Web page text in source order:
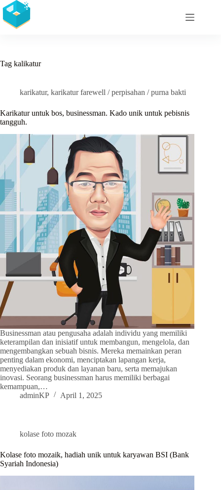
Skip
to
content
Tag kalikatur
karikatur, karikatur farewell / perpisahan / purna bakti
Karikatur untuk bos, businessman. Kado unik untuk pebisnis
tangguh.
Businessman atau pengusaha adalah individu yang memiliki
keterampilan dan inisiatif untuk membangun, mengelola, dan
mengembangkan sebuah bisnis. Mereka memainkan peran
penting dalam ekonomi, menciptakan lapangan kerja,
menyediakan produk dan layanan baru, serta memajukan
inovasi. Seorang businessman harus memiliki berbagai
kemampuan,…
adminKP
April 1, 2025
kolase foto mozak
Kolase foto mozaik, hadiah unik untuk karyawan BSI (Bank
Syariah Indonesia)